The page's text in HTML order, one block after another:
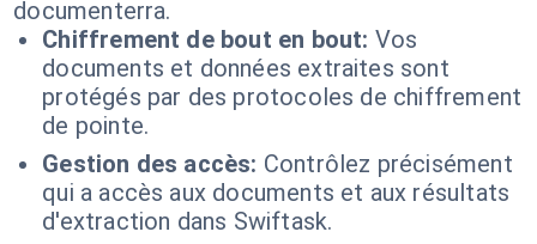
documenterra.
Chiffrement de bout en bout: Vos
documents et données extraites sont
protégés par des protocoles de chiffrement
de pointe.
Gestion des accès: Contrôlez précisément
qui a accès aux documents et aux résultats
d'extraction dans Swiftask.